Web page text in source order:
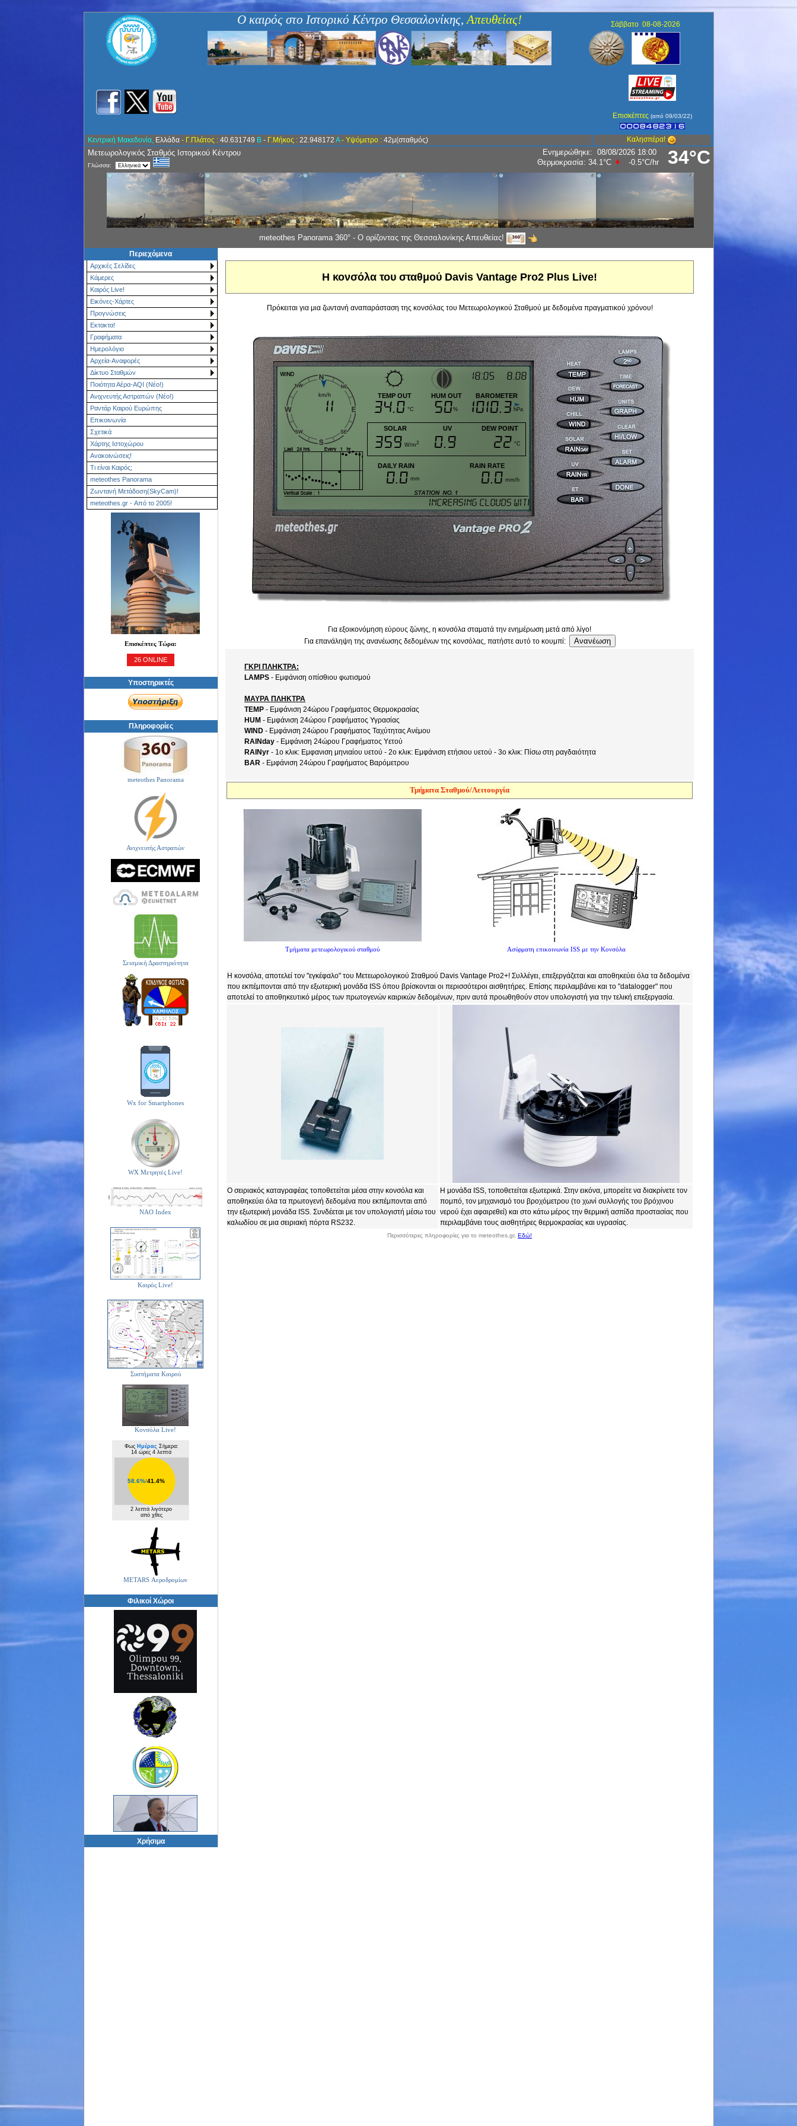
Ο καιρός στο Ιστορικό Κέντρο Θεσσαλονίκης,Απευθείας! Σάββατο 08-08-2026
Επισκέπτες (από 09/03/22)
Κεντρική Μακεδονία, Ελλάδα - Γ.Πλάτος :40.631749 Β- Γ.Μήκος :22.948172 Α- Υψόμετρο :42μ(σταθμός) Καλησπέρα!
34°C
Μετεωρολογικός Σταθμός Ιστορικού Κέντρου
Γλώσσα:
Ενημερώθηκε: 08/08/2026 18:00
Υγρασία:52%
meteothes Panorama 360° - Ο ορίζοντας της Θεσσαλονίκης Απευθείας!
Περιεχόμενα
Αρχικές Σελίδες
Κάμερες
Καιρός Live!
Εικόνες-Χάρτες
Προγνώσεις
Εκτακτα!
Γραφήματα
Ημερολόγιο
Αρχεία-Αναφορές
Δίκτυο Σταθμών
Ποιότητα Αέρα-AQI (Νέο!)
Ανιχνευτής Αστραπών (Νέο!)
Ραντάρ Καιρού Ευρώπης
Επικοινωνία
Σχετικά
Χάρτης Ιστοχώρου
Ανακοινώσεις!
Τι είναι Καιρός;
meteothes Panorama
Ζωντανή Μετάδοση(SkyCam)!
meteothes.gr - Από το 2005!
Επισκέπτες Τώρα:
26 ONLINE
Υποστηρικτές
Πληροφορίες
meteothes Panorama
Ανιχνευτής Αστραπών
Σεισμική Δραστηριότητα
Wx for Smartphones
WX Μετρητές Live!
NAO Index
Καιρός Live!
Συστήματα Καιρού
Κονσόλα Live!
Φως Ημέρας Σήμερα:
14 ώρες 4 λεπτά
58.6%/41.4%
2 λεπτά λιγότερο
από χθες
METARS Αεροδρομίων
Φιλικοί Χώροι
Χρήσιμα
Η κονσόλα του σταθμού Davis Vantage Pro2 Plus Live!
Πρόκειται για μια ζωντανή αναπαράσταση της κονσόλας του Μετεωρολογικού Σταθμού με δεδομένα πραγματικού χρόνου!
Για εξοικονόμηση εύρους ζώνης, η κονσόλα σταματά την ενημέρωση μετά από λίγο!
Για επανάληψη της ανανέωσης δεδομένων της κονσόλας, πατήστε αυτό το κουμπί:
ΓΚΡΙ ΠΛΗΚΤΡΑ:
LAMPS - Εμφάνιση οπίσθιου φωτισμού
ΜΑΥΡΑ ΠΛΗΚΤΡΑ
TEMP - Εμφάνιση 24ώρου Γραφήματος Θερμοκρασίας
HUM - Εμφάνιση 24ώρου Γραφήματος Υγρασίας
WIND - Εμφάνιση 24ώρου Γραφήματος Ταχύτητας Ανέμου
RAINday - Εμφάνιση 24ώρου Γραφήματος Υετού
RAINyr - 1ο κλικ: Εμφανιση μηνιαίου υετού - 2ο κλικ: Εμφάνιση ετήσιου υετού - 3ο κλικ: Πίσω στη ραγδαιότητα
BAR - Εμφάνιση 24ώρου Γραφήματος Βαρόμετρου
Τμήματα Σταθμού/Λειτουργία
Τμήματα μετεωρολογικού σταθμού Ασύρματη επικοινωνία ISS με την Κονσόλα
Η κονσόλα, αποτελεί τον "εγκέφαλο" του Μετεωρολογικού Σταθμού Davis Vantage Pro2+! Συλλέγει, επεξεργάζεται και αποθηκεύει όλα τα δεδομένα
που εκπέμπονται από την εξωτερική μονάδα ISS όπου βρίσκονται οι περισσότεροι αισθητήρες. Επίσης περιλαμβάνει και το "datalogger" που
αποτελεί το αποθηκευτικό μέρος των πρωτογενών καιρικών δεδομένων, πριν αυτά προωθηθούν στον υπολογιστή για την τελική επεξεργασία.
Ο σειριακός καταγραφέας τοποθετείται μέσα στην κονσόλα και
αποθηκεύει όλα τα πρωτογενή δεδομένα που εκπέμπονται από
την εξωτερική μονάδα ISS. Συνδέεται με τον υπολογιστή μέσω του
καλωδίου σε μια σειριακή πόρτα RS232.
Η μονάδα ISS, τοποθετείται εξωτερικά. Στην εικόνα, μπορείτε να διακρίνετε τον
πομπό, τον μηχανισμό του βροχόμετρου (το χωνί συλλογής του βρόχινου
νερού έχει αφαιρεθεί) και στο κάτω μέρος την θερμική ασπίδα προστασίας που
περιλαμβάνει τους αισθητήρες θερμοκρασίας και υγρασίας.
Περισσότερες πληροφορίες για το meteothes.gr, Εδώ!